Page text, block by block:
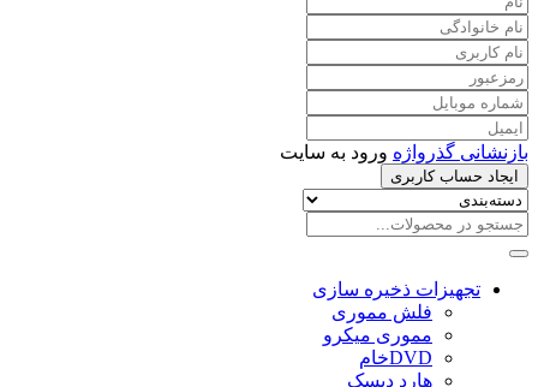
بازنشانی گذرواژه ورود به سایت
ایجاد حساب کاربری
تجهیزات ذخیره سازی
فلش مموری
مموری میکرو
DVDخام
هارد دیسک